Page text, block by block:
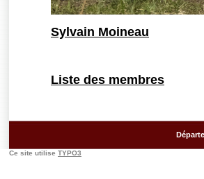
Sylvain Moineau
Liste des membres
Ce site utilise TYPO3